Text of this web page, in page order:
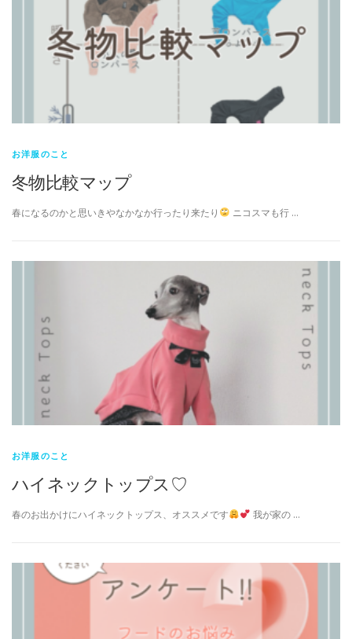
お洋服のこと
冬物比較マップ
春になるのかと思いきやなかなか行ったり来たり ニコスマも行 …
お洋服のこと
ハイネックトップス♡
春のお出かけにハイネックトップス、オススメです 我が家の …